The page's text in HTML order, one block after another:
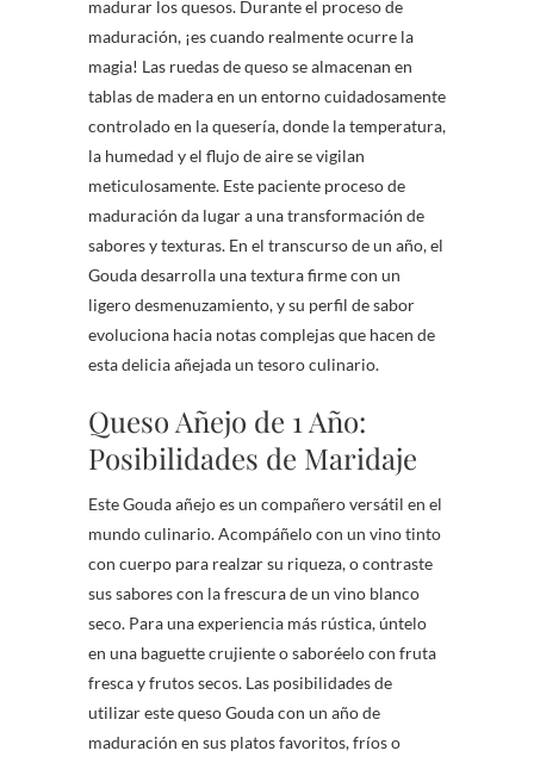
madurar los quesos. Durante el proceso de
maduración, ¡es cuando realmente ocurre la
magia! Las ruedas de queso se almacenan en
tablas de madera en un entorno cuidadosamente
controlado en la quesería, donde la temperatura,
la humedad y el flujo de aire se vigilan
meticulosamente. Este paciente proceso de
maduración da lugar a una transformación de
sabores y texturas. En el transcurso de un año, el
Gouda desarrolla una textura firme con un
ligero desmenuzamiento, y su perfil de sabor
evoluciona hacia notas complejas que hacen de
esta delicia añejada un tesoro culinario.
Queso Añejo de 1 Año:
Posibilidades de Maridaje
Este Gouda añejo es un compañero versátil en el
mundo culinario. Acompáñelo con un vino tinto
con cuerpo para realzar su riqueza, o contraste
sus sabores con la frescura de un vino blanco
seco. Para una experiencia más rústica, úntelo
en una baguette crujiente o saboréelo con fruta
fresca y frutos secos. Las posibilidades de
utilizar este queso Gouda con un año de
maduración en sus platos favoritos, fríos o